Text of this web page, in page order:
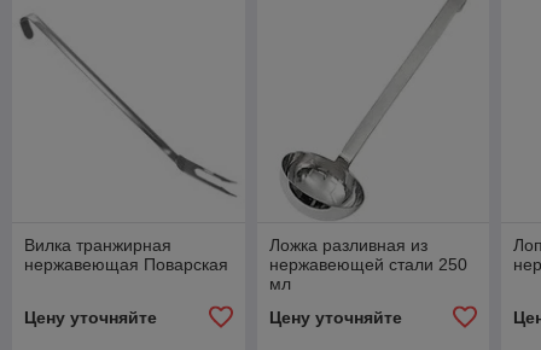
Вилка транжирная
нержавеющая Поварская
Цену уточняйте
Ложка разливная из
нержавеющей стали 250
мл
Цену уточняйте